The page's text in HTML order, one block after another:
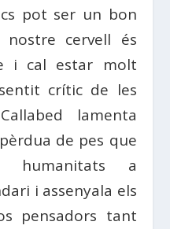
pot ser un bon
cervell és
i cal estar molt
crític de les
lamenta
de pes que
humanitats a
i assenyala els
pensadors tant